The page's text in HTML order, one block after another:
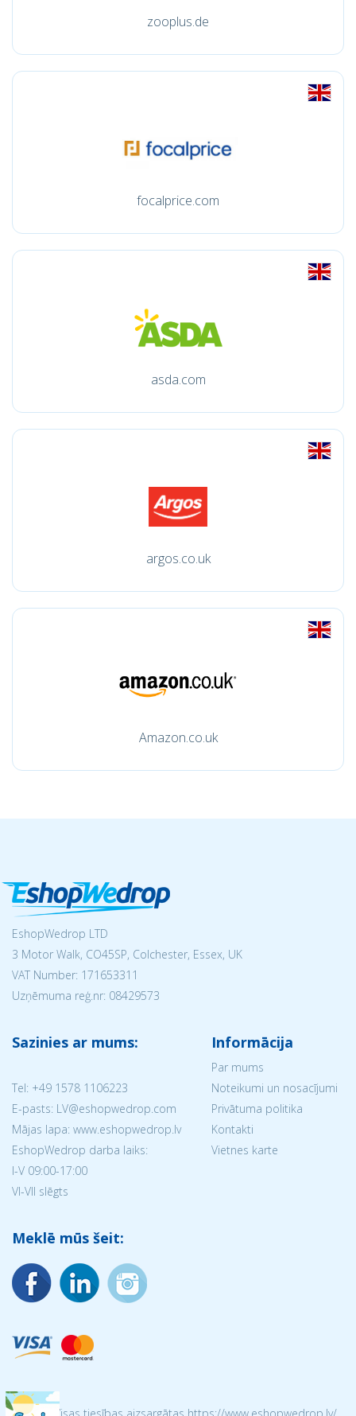
zooplus.de
focalprice.com
asda.com
argos.co.uk
Amazon.co.uk
EshopWedrop LTD
3 Motor Walk, CO45SP, Colchester, Essex, UK
VAT Number: 171653311
Uzņēmuma reģ.nr: 08429573
Sazinies ar mums:
Tel: +49 1578 1106223
E-pasts: LV@eshopwedrop.com
Mājas lapa: www.eshopwedrop.lv
EshopWedrop darba laiks:
I-V 09:00-17:00
VI-VII slēgts
Informācija
Par mums
Noteikumi un nosacījumi
Privātuma politika
Kontakti
Vietnes karte
Meklē mūs šeit: